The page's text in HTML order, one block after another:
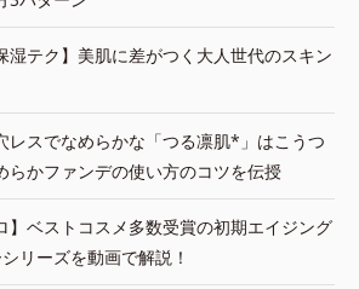
湿テク】美肌に差がつく大人世代のスキン
レスでなめらかな「つる凛肌*」はこうつ
らかファンデの使い方のコツを伝授
】ベストコスメ多数受賞の初期エイジング
リーズを動画で解説！